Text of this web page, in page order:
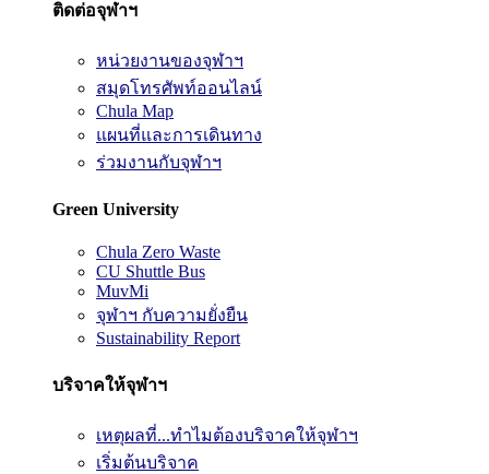
ติดต่อจุฬาฯ
หน่วยงานของจุฬาฯ
สมุดโทรศัพท์ออนไลน์
Chula Map
แผนที่และการเดินทาง
ร่วมงานกับจุฬาฯ
Green University
Chula Zero Waste
CU Shuttle Bus
MuvMi
จุฬาฯ กับความยั่งยืน
Sustainability Report
บริจาคให้จุฬาฯ
เหตุผลที่...ทำไมต้องบริจาคให้จุฬาฯ
เริ่มต้นบริจาค